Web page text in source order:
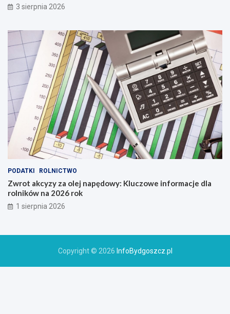
3 sierpnia 2026
PODATKI ROLNICTWO
Zwrot akcyzy za olej napędowy: Kluczowe informacje dla
rolników na 2026 rok
1 sierpnia 2026
Copyright © 2026 InfoBydgoszcz.pl